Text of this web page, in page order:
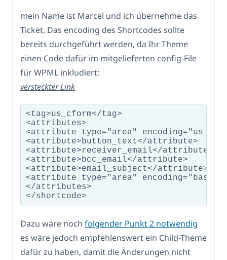
mein Name ist Marcel und ich übernehme das
Ticket. Das encoding des Shortcodes sollte
bereits durchgeführt werden, da Ihr Theme
einen Code dafür im mitgelieferten config-File
für WPML inkludiert:
versteckter Link
<tag>us_cform</tag>
<attributes>
<attribute type="area"
<attribute>button_text</attribute>
<attribute>receiver_email</attribute>
<attribute>bcc_email</attribute>
<attribute>email_subject</attribute>
<attribute type="area"
</attributes>
Dazu wäre noch folgender Punkt 2 notwendig
es wäre jedoch empfehlenswert ein Child-Theme
dafür zu haben, damit die Änderungen nicht